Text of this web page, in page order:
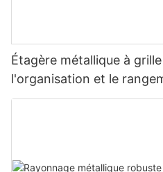
Étagère métallique à
l'organisation et le
dans les zones